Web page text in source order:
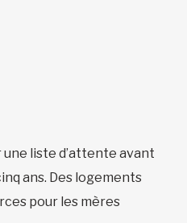
une liste d’attente avant
ans. Des logements
pour les mères